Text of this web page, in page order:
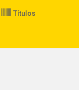
Títulos